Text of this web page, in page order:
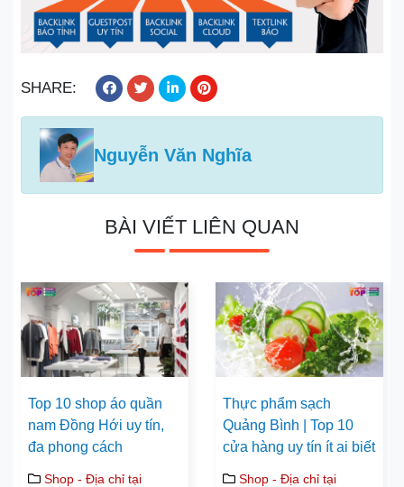
SHARE:
Nguyễn Văn Nghĩa
BÀI VIẾT LIÊN QUAN
Top 10 shop áo quần
nam Đồng Hới uy tín,
đa phong cách
Shop - Địa chỉ tại
Thực phẩm sạch
Quảng Bình | Top 10
cửa hàng uy tín ít ai biết
Shop - Địa chỉ tại